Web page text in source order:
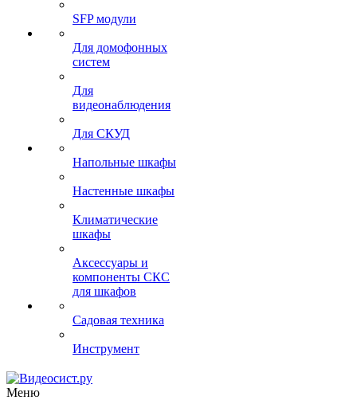
SFP модули
Для домофонных
систем
Для
видеонаблюдения
Для СКУД
Напольные шкафы
Настенные шкафы
Климатические
шкафы
Аксессуары и
компоненты СКС
для шкафов
Садовая техника
Инструмент
Меню